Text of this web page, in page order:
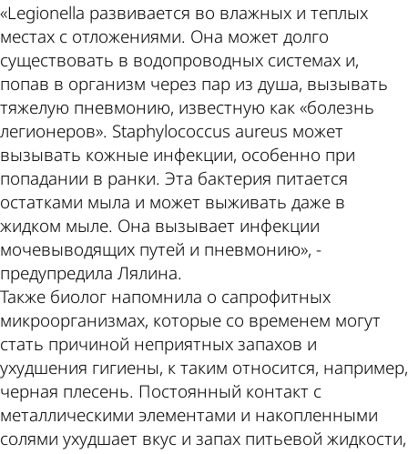
«Legionella развивается во влажных и теплых
местах с отложениями. Она может долго
существовать в водопроводных системах и,
попав в организм через пар из душа, вызывать
тяжелую пневмонию, известную как «болезнь
легионеров». Staphylococcus aureus может
вызывать кожные инфекции, особенно при
попадании в ранки. Эта бактерия питается
остатками мыла и может выживать даже в
жидком мыле. Она вызывает инфекции
мочевыводящих путей и пневмонию», -
предупредила Лялина.
Также биолог напомнила о сапрофитных
микроорганизмах, которые со временем могут
стать причиной неприятных запахов и
ухудшения гигиены, к таким относится, например,
черная плесень. Постоянный контакт с
металлическими элементами и накопленными
солями ухудшает вкус и запах питьевой жидкости,